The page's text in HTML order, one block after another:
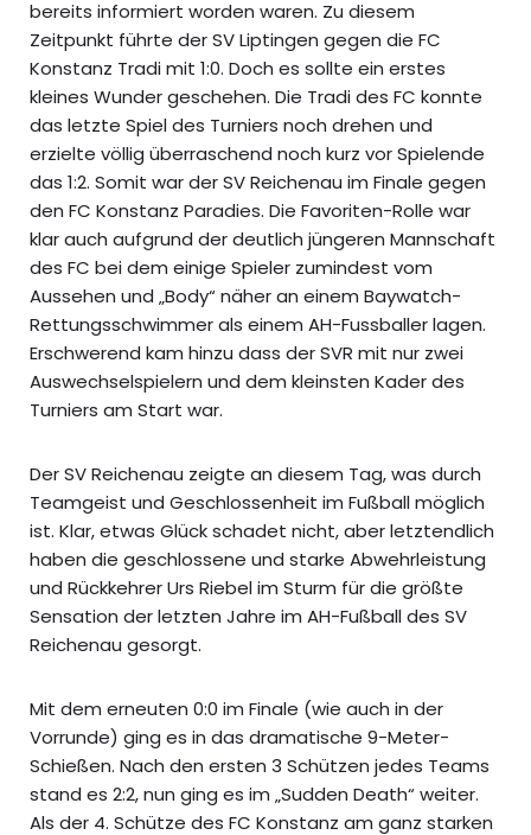
bereits informiert worden waren. Zu diesem
Zeitpunkt führte der SV Liptingen gegen die FC
Konstanz Tradi mit 1:0. Doch es sollte ein erstes
kleines Wunder geschehen. Die Tradi des FC konnte
das letzte Spiel des Turniers noch drehen und
erzielte völlig überraschend noch kurz vor Spielende
das 1:2. Somit war der SV Reichenau im Finale gegen
den FC Konstanz Paradies. Die Favoriten-Rolle war
klar auch aufgrund der deutlich jüngeren Mannschaft
des FC bei dem einige Spieler zumindest vom
Aussehen und „Body“ näher an einem Baywatch-
Rettungsschwimmer als einem AH-Fussballer lagen.
Erschwerend kam hinzu dass der SVR mit nur zwei
Auswechselspielern und dem kleinsten Kader des
Turniers am Start war.
Der SV Reichenau zeigte an diesem Tag, was durch
Teamgeist und Geschlossenheit im Fußball möglich
ist. Klar, etwas Glück schadet nicht, aber letztendlich
haben die geschlossene und starke Abwehrleistung
und Rückkehrer Urs Riebel im Sturm für die größte
Sensation der letzten Jahre im AH-Fußball des SV
Reichenau gesorgt.
Mit dem erneuten 0:0 im Finale (wie auch in der
Vorrunde) ging es in das dramatische 9-Meter-
Schießen. Nach den ersten 3 Schützen jedes Teams
stand es 2:2, nun ging es im „Sudden Death“ weiter.
Als der 4. Schütze des FC Konstanz am ganz starken